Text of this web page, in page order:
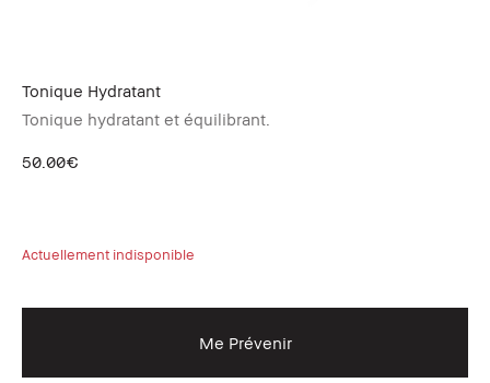
Tonique Hydratant
Tonique hydratant et équilibrant.
50.00€
Actuellement indisponible
Me Prévenir